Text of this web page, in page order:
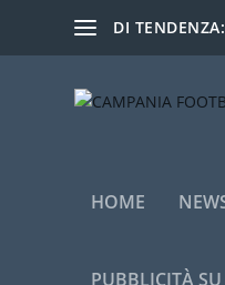
DI TENDENZA:
HOME
PUBBLICITÀ